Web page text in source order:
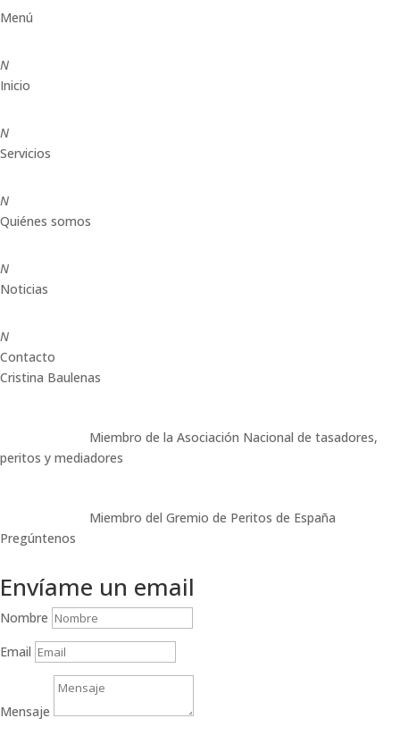
Menú
N
Inicio
N
Servicios
N
Quiénes somos
N
Noticias
N
Contacto
Cristina Baulenas
Miembro de la Asociación Nacional de tasadores,
peritos y mediadores
Miembro del Gremio de Peritos de España
Pregúntenos
Envíame un email
Nombre
Email
Mensaje